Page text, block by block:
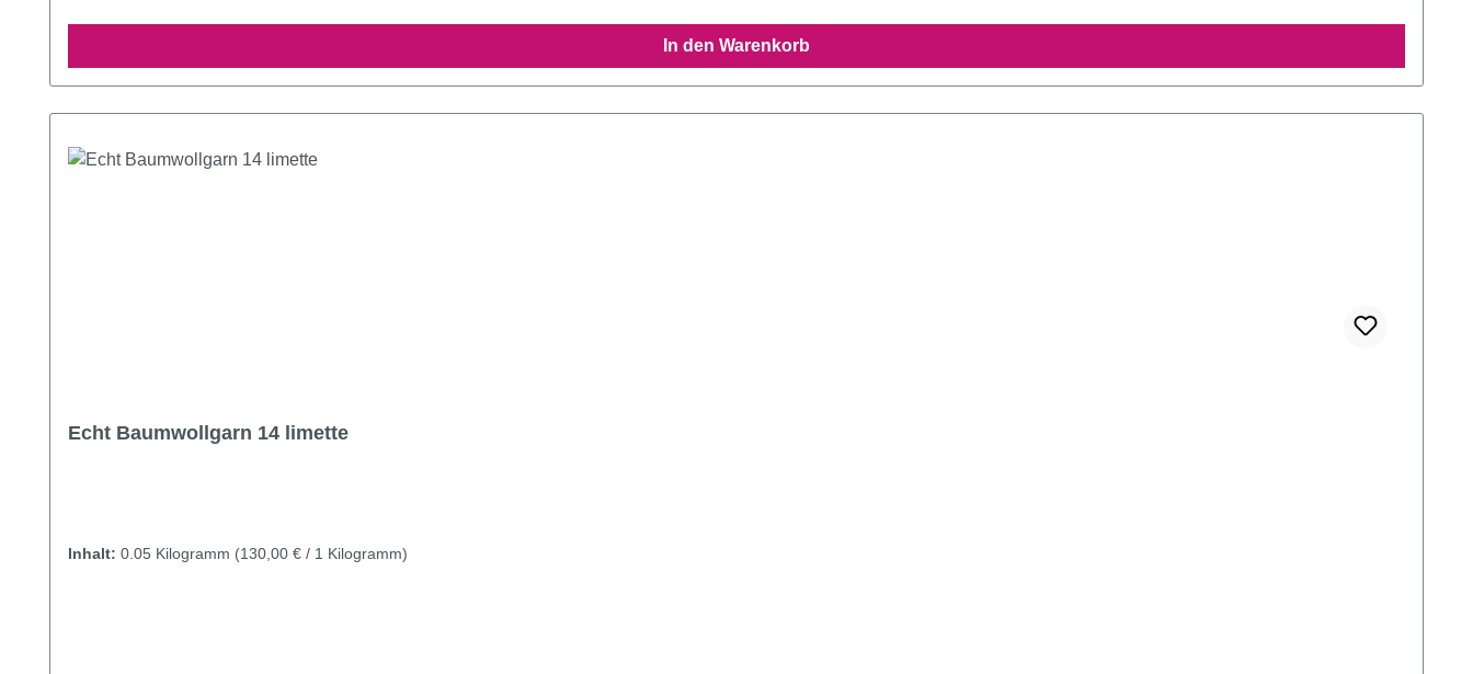
In den Warenkorb
Echt Baumwollgarn 14 limette
Inhalt: 0.05 Kilogramm (130,00 € / 1 Kilogramm)